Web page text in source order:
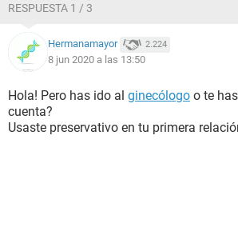
RESPUESTA 1 / 3
Hermanamayor 2.224
8 jun 2020 a las 13:50
Hola! Pero has ido al ginecólogo o te
cuenta?
Usaste preservativo en tu primera